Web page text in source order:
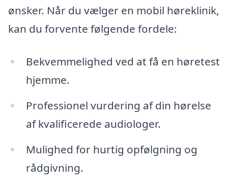
ønsker. Når du vælger en mobil høreklinik,
kan du forvente følgende fordele:
Bekvemmelighed ved at få en høretest
hjemme.
Professionel vurdering af din hørelse
af kvalificerede audiologer.
Mulighed for hurtig opfølgning og
rådgivning.